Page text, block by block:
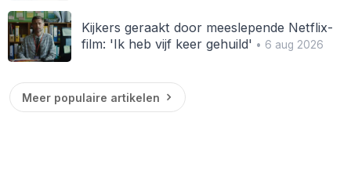
Kijkers geraakt door meeslepende Netflix-
film: 'Ik heb vijf keer gehuild' • 6 aug 2026
Meer populaire artikelen